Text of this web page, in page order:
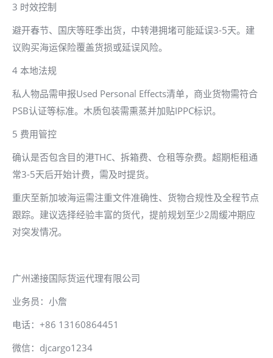
3 时效控制
避开春节、国庆等旺季出货，中转港拥堵可能延误3-5天。建
议购买海运保险覆盖货损或延误风险。
4 本地法规
私人物品需申报Used Personal Effects清单，商业货物需符合
PSB认证等标准。木质包装需熏蒸并加贴IPPC标识。
5 费用管控
确认是否包含目的港THC、拆箱费、仓租等杂费。超期柜租通
常3-5天后开始计费，需及时提货。
重庆至新加坡海运需注重文件准确性、货物合规性及全程节点
跟踪。建议选择经验丰富的货代，提前规划至少2周缓冲期应
对突发情况。
广州递接国际货运代理有限公司
业务员：小詹
电话：+86 13160864451
微信：djcargo1234